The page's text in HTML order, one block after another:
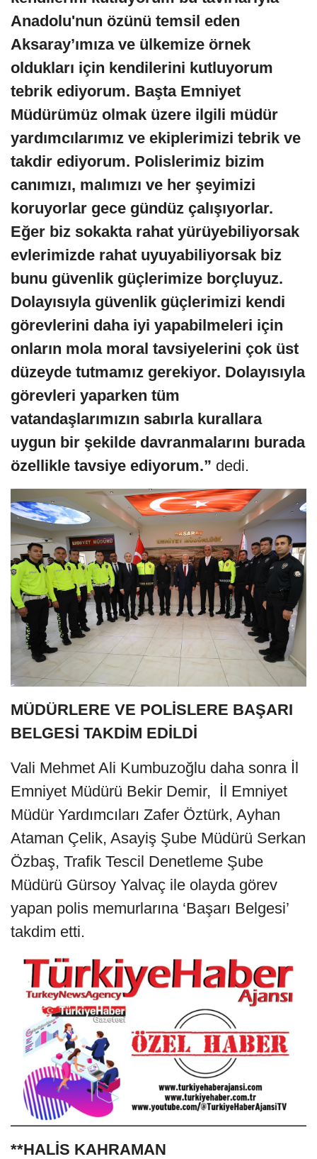
Anadolu'nun özünü temsil eden
Aksaray’ımıza ve ülkemize örnek
oldukları için kendilerini kutluyorum
tebrik ediyorum. Başta Emniyet
Müdürümüz olmak üzere ilgili müdür
yardımcılarımız ve ekiplerimizi tebrik ve
takdir ediyorum. Polislerimiz bizim
canımızı, malımızı ve her şeyimizi
koruyorlar gece gündüz çalışıyorlar.
Eğer biz sokakta rahat yürüyebiliyorsak
evlerimizde rahat uyuyabiliyorsak biz
bunu güvenlik güçlerimize borçluyuz.
Dolayısıyla güvenlik güçlerimizi kendi
görevlerini daha iyi yapabilmeleri için
onların mola moral tavsiyelerini çok üst
düzeyde tutmamız gerekiyor. Dolayısıyla
görevleri yaparken tüm
vatandaşlarımızın sabırla kurallara
uygun bir şekilde davranmalarını burada
özellikle tavsiye ediyorum.” dedi.
MÜDÜRLERE VE POLİSLERE BAŞARI
BELGESİ TAKDİM EDİLDİ
Vali Mehmet Ali Kumbuzoğlu daha sonra İl
Emniyet Müdürü Bekir Demir, İl Emniyet
Müdür Yardımcıları Zafer Öztürk, Ayhan
Ataman Çelik, Asayiş Şube Müdürü Serkan
Özbaş, Trafik Tescil Denetleme Şube
Müdürü Gürsoy Yalvaç ile olayda görev
yapan polis memurlarına ‘Başarı Belgesi’
takdim etti.
**HALİS KAHRAMAN